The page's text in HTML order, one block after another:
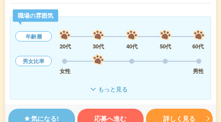
職場の雰囲気
年齢層
20代
30代 40代 50代
60代
男女比率
女性
男性
もっと見る
気になる! 応募へ進む 詳しく見る